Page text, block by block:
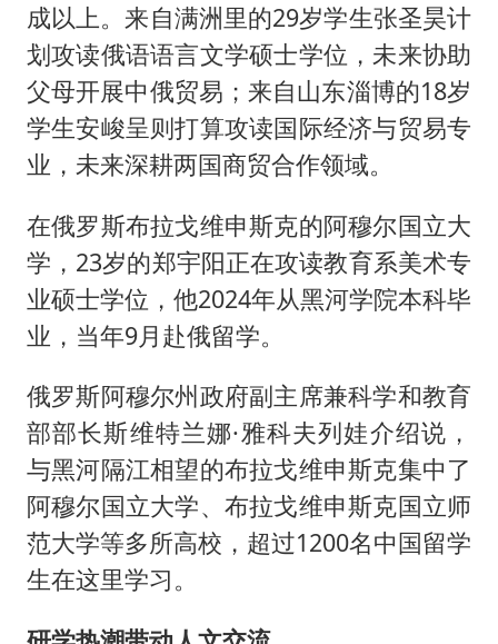
成以上。来自满洲里的29岁学生张圣昊计
划攻读俄语语言文学硕士学位，未来协助
父母开展中俄贸易；来自山东淄博的18岁
学生安峻呈则打算攻读国际经济与贸易专
业，未来深耕两国商贸合作领域。
在俄罗斯布拉戈维申斯克的阿穆尔国立大
学，23岁的郑宇阳正在攻读教育系美术专
业硕士学位，他2024年从黑河学院本科毕
业，当年9月赴俄留学。
俄罗斯阿穆尔州政府副主席兼科学和教育
部部长斯维特兰娜·雅科夫列娃介绍说，
与黑河隔江相望的布拉戈维申斯克集中了
阿穆尔国立大学、布拉戈维申斯克国立师
范大学等多所高校，超过1200名中国留学
生在这里学习。